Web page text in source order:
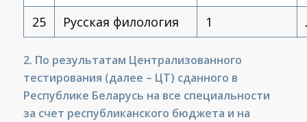
25 Русская филология 1
2. По результатам Централизованного
тестирования (далее – ЦТ) сданного в
Республике Беларусь на все специальности
за счет республиканского бюджета и на